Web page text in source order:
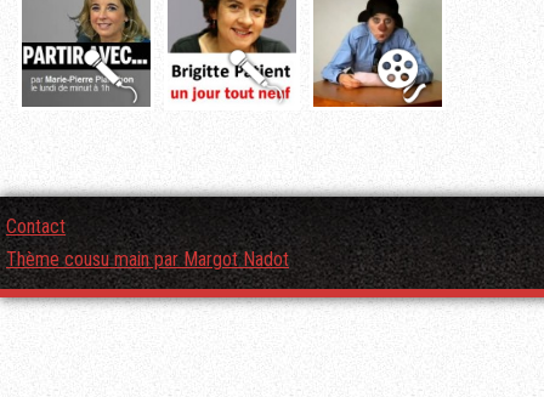
Contact
Thème cousu main par Margot Nadot